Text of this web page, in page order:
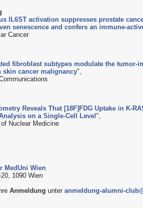
IL6ST activation suppresses prostate
senescence and confers an immune-
Cancer
fibroblast subtypes modulate the tumor-
skin cancer malignancy",
Reveals That [18F]FDG Uptake in K-
on a Single-Cell Level",
Nuclear Medicine
MedUni Wien
1090 Wien
Anmeldung unteranmeldung-alumni-